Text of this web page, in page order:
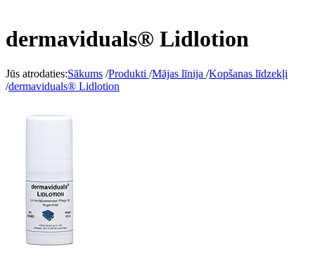
dermaviduals® Lidlotion
Jūs atrodaties:Sākums /Produkti /Mājas līnija /Kopšanas līdzekļi
/dermaviduals® Lidlotion